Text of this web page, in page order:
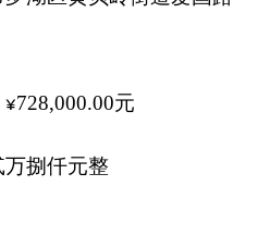
¥728,000.00元
捌仟元整